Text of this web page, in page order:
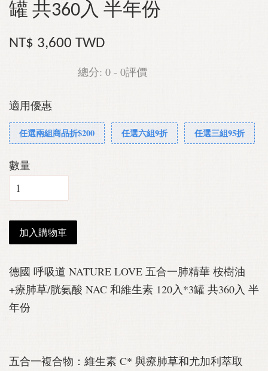
罐 共360入 半年份
NT$ 3,600 TWD
總分: 0 - 0評價
適用優惠
任選兩組商品折$200 任選六組9折 任選三組95折
數量
加入購物車
德國 呼吸道 NATURE LOVE 五合一肺精華 桉樹油
+療肺草/胱氨酸 NAC 和維生素 120入*3罐 共360入 半
年份
五合一複合物：維生素 C* 與療肺草和尤加利萃取